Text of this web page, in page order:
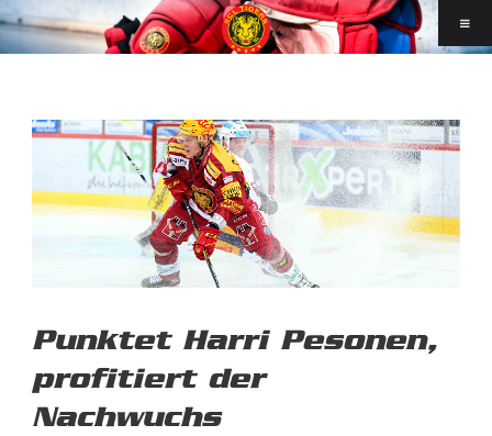
Punktet Harri Pesonen,
profitiert der
Nachwuchs